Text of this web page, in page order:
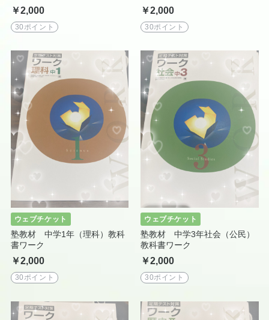
￥2,000
30ポイント
￥2,000
30ポイント
ウェブチケット
塾教材 中学1年（理科）教科
書ワーク
￥2,000
30ポイント
ウェブチケット
塾教材 中学3年社会（公民）
教科書ワーク
￥2,000
30ポイント